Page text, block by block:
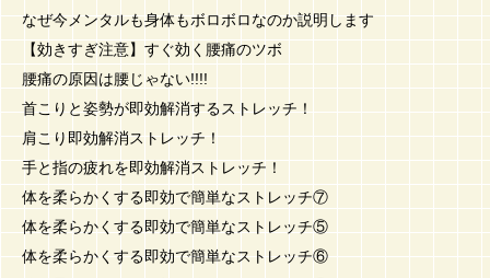
なぜ今メンタルも身体もボロボロなのか説明します
【効きすぎ注意】すぐ効く腰痛のツボ
腰痛の原因は腰じゃない!!!!
首こりと姿勢が即効解消するストレッチ！
肩こり即効解消ストレッチ！
手と指の疲れを即効解消ストレッチ！
体を柔らかくする即効で簡単なストレッチ⑦
体を柔らかくする即効で簡単なストレッチ⑤
体を柔らかくする即効で簡単なストレッチ⑥